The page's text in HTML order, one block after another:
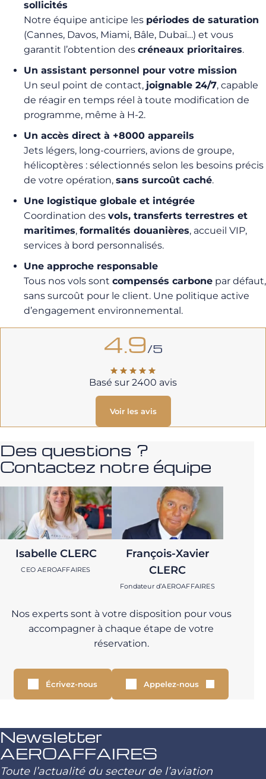
sollicités
Notre équipe anticipe les périodes de saturation
(Cannes, Davos, Miami, Bâle, Dubaï…) et vous
garantit l’obtention des créneaux prioritaires.
Un assistant personnel pour votre mission
Un seul point de contact, joignable 24/7, capable
de réagir en temps réel à toute modification de
programme, même à H-2.
Un accès direct à +8000 appareils
Jets légers, long-courriers, avions de groupe,
hélicoptères : sélectionnés selon les besoins précis
de votre opération, sans surcoût caché.
Une logistique globale et intégrée
Coordination des vols, transferts terrestres et
maritimes, formalités douanières, accueil VIP,
services à bord personnalisés.
Une approche responsable
Tous nos vols sont compensés carbone par défaut,
sans surcoût pour le client. Une politique active
d’engagement environnemental.
4.9/5
Basé sur 2400 avis
Voir les avis
Des questions ?
Contactez notre équipe
Isabelle CLERC
CEO AEROAFFAIRES
François-Xavier
CLERC
Fondateur d’AEROAFFAIRES
Nos experts sont à votre disposition pour vous
accompagner à chaque étape de votre
réservation.
Écrivez-nous Appelez-nous
Newsletter
AEROAFFAIRES
Toute l’actualité du secteur de l’aviation